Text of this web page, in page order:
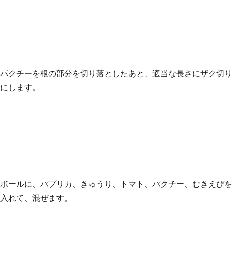
パクチーを根の部分を切り落としたあと、適当な長さにザク切り
にします。
ボールに、パプリカ、きゅうり、トマト、パクチー、むきえびを
入れて、混ぜます。